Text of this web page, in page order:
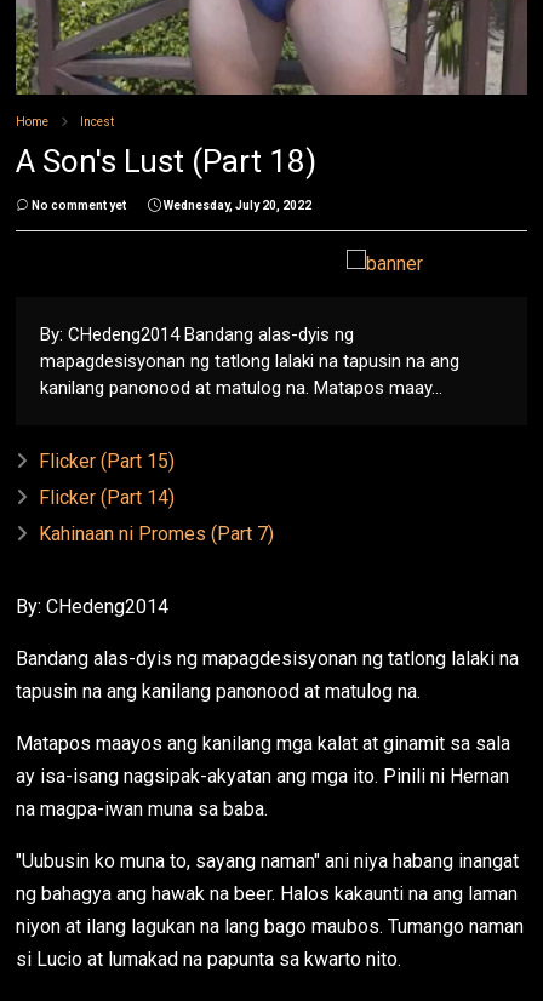
Home Incest
A Son's Lust (Part 18)
No comment yet Wednesday, July 20, 2022
By: CHedeng2014 Bandang alas-dyis ng
mapagdesisyonan ng tatlong lalaki na tapusin na ang
kanilang panonood at matulog na. Matapos maay...
Flicker (Part 15)
Flicker (Part 14)
Kahinaan ni Promes (Part 7)
By: CHedeng2014
Bandang alas-dyis ng mapagdesisyonan ng tatlong lalaki na
tapusin na ang kanilang panonood at matulog na.
Matapos maayos ang kanilang mga kalat at ginamit sa sala
ay isa-isang nagsipak-akyatan ang mga ito. Pinili ni Hernan
na magpa-iwan muna sa baba.
"Uubusin ko muna to, sayang naman" ani niya habang inangat
ng bahagya ang hawak na beer. Halos kakaunti na ang laman
niyon at ilang lagukan na lang bago maubos. Tumango naman
si Lucio at lumakad na papunta sa kwarto nito.